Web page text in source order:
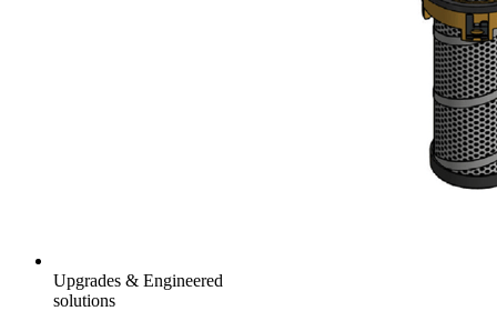
Upgrades & Engineered
solutions